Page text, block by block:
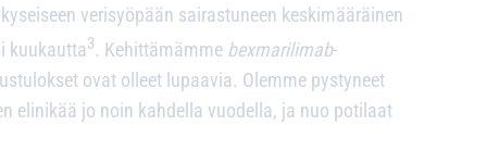
verisyöpään sairastuneen keskimääräinen
kuukautta3. Kehittämämme bexmarilimab-
ovat olleet lupaavia. Olemme pystyneet
elinikää jo noin kahdella vuodella, ja nuo potilaat